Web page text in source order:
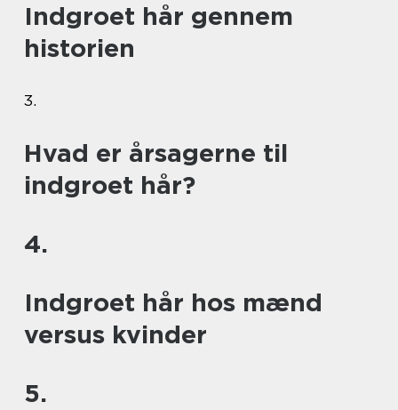
Indgroet hår gennem
historien
3.
Hvad er årsagerne til
indgroet hår?
4.
Indgroet hår hos mænd
versus kvinder
5.